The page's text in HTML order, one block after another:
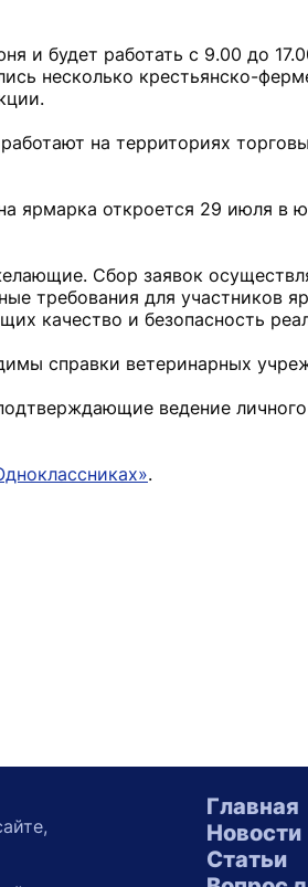
и будет работать с 9.00 до
несколько крестьянско-
на территориях
ярмарка откроется 29 июля в
Сбор заявок
требования для участников
качество и безопасность
справки ветеринарных
ведение
.
Главная
Новости
Статьи